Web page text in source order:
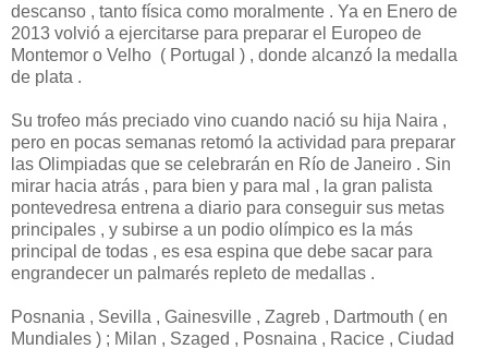
descanso , tanto física como moralmente . Ya en Enero de
2013 volvió a ejercitarse para preparar el Europeo de
Montemor o Velho ( Portugal ) , donde alcanzó la medalla
de plata .
Su trofeo más preciado vino cuando nació su hija Naira ,
pero en pocas semanas retomó la actividad para preparar
las Olimpiadas que se celebrarán en Río de Janeiro . Sin
mirar hacia atrás , para bien y para mal , la gran palista
pontevedresa entrena a diario para conseguir sus metas
principales , y subirse a un podio olímpico es la más
principal de todas , es esa espina que debe sacar para
engrandecer un palmarés repleto de medallas .
Posnania , Sevilla , Gainesville , Zagreb , Dartmouth ( en
Mundiales ) ; Milan , Szaged , Posnaina , Racice , Ciudad